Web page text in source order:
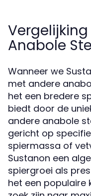
Anabole
Wanneer we
met andere
het een bredere
biedt door de
andere anabole
gericht op
spiermassa of
Sustanon een
spiergroei als
het een populaire